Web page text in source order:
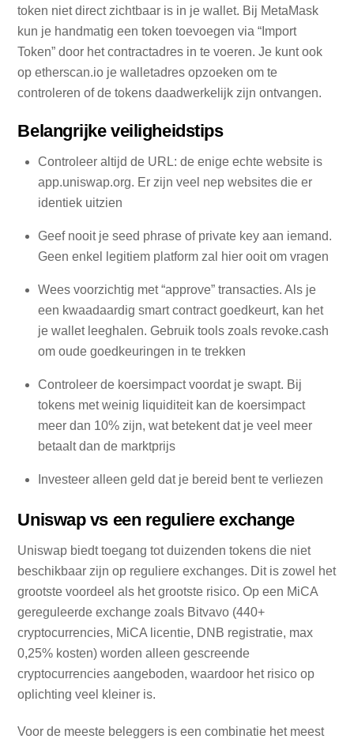
token niet direct zichtbaar is in je wallet. Bij MetaMask
kun je handmatig een token toevoegen via “Import
Token” door het contractadres in te voeren. Je kunt ook
op etherscan.io je walletadres opzoeken om te
controleren of de tokens daadwerkelijk zijn ontvangen.
Belangrijke veiligheidstips
Controleer altijd de URL: de enige echte website is
app.uniswap.org. Er zijn veel nep websites die er
identiek uitzien
Geef nooit je seed phrase of private key aan iemand.
Geen enkel legitiem platform zal hier ooit om vragen
Wees voorzichtig met “approve” transacties. Als je
een kwaadaardig smart contract goedkeurt, kan het
je wallet leeghalen. Gebruik tools zoals revoke.cash
om oude goedkeuringen in te trekken
Controleer de koersimpact voordat je swapt. Bij
tokens met weinig liquiditeit kan de koersimpact
meer dan 10% zijn, wat betekent dat je veel meer
betaalt dan de marktprijs
Investeer alleen geld dat je bereid bent te verliezen
Uniswap vs een reguliere exchange
Uniswap biedt toegang tot duizenden tokens die niet
beschikbaar zijn op reguliere exchanges. Dit is zowel het
grootste voordeel als het grootste risico. Op een MiCA
gereguleerde exchange zoals Bitvavo (440+
cryptocurrencies, MiCA licentie, DNB registratie, max
0,25% kosten) worden alleen gescreende
cryptocurrencies aangeboden, waardoor het risico op
oplichting veel kleiner is.
Voor de meeste beleggers is een combinatie het meest